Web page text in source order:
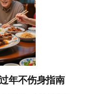
年不伤身指南